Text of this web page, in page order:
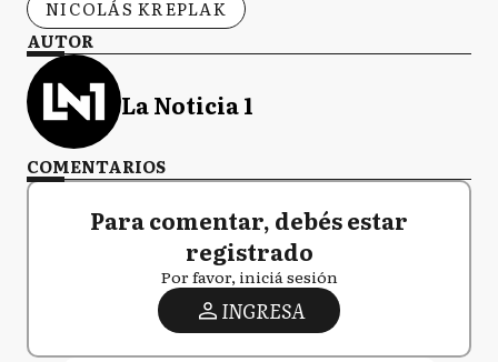
NICOLÁS KREPLAK
AUTOR
La Noticia 1
COMENTARIOS
Para comentar, debés estar
registrado
Por favor, iniciá sesión
INGRESA